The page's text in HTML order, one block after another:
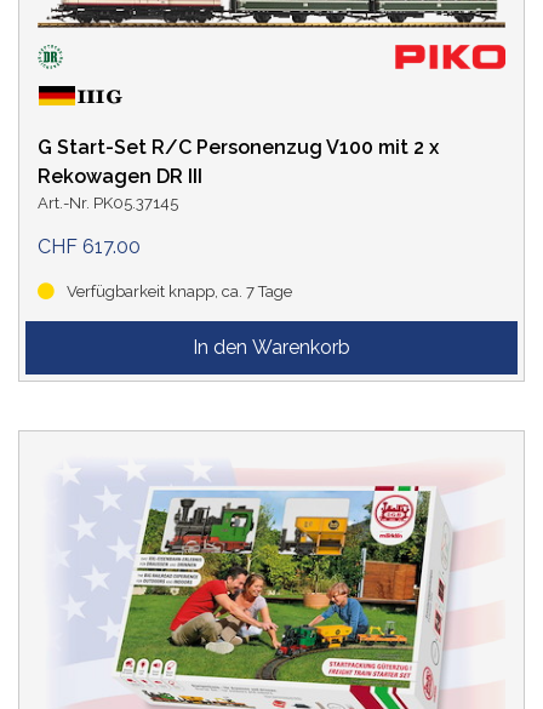
G Start-Set R/C Personenzug V100 mit 2 x
Rekowagen DR III
Art.-Nr. PK05.37145
CHF 617.00
Verfügbarkeit knapp, ca. 7 Tage